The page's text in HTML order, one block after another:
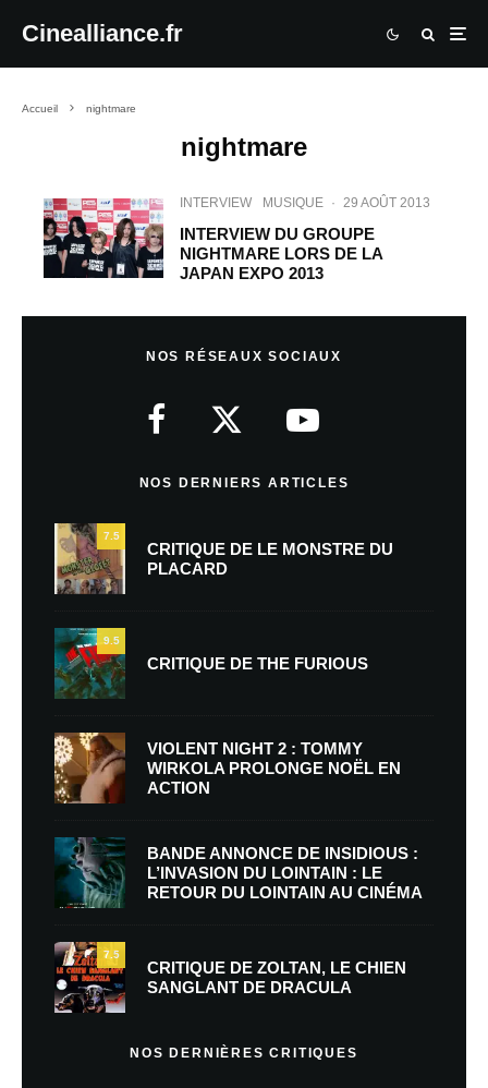
Cinealliance.fr
Accueil nightmare
nightmare
INTERVIEW MUSIQUE · 29 AOÛT 2013
INTERVIEW DU GROUPE
NIGHTMARE LORS DE LA
JAPAN EXPO 2013
NOS RÉSEAUX SOCIAUX
NOS DERNIERS ARTICLES
7.5
CRITIQUE DE LE MONSTRE DU
PLACARD
9.5
CRITIQUE DE THE FURIOUS
VIOLENT NIGHT 2 : TOMMY
WIRKOLA PROLONGE NOËL EN
ACTION
BANDE ANNONCE DE INSIDIOUS :
L’INVASION DU LOINTAIN : LE
RETOUR DU LOINTAIN AU CINÉMA
7.5
CRITIQUE DE ZOLTAN, LE CHIEN
SANGLANT DE DRACULA
NOS DERNIÈRES CRITIQUES